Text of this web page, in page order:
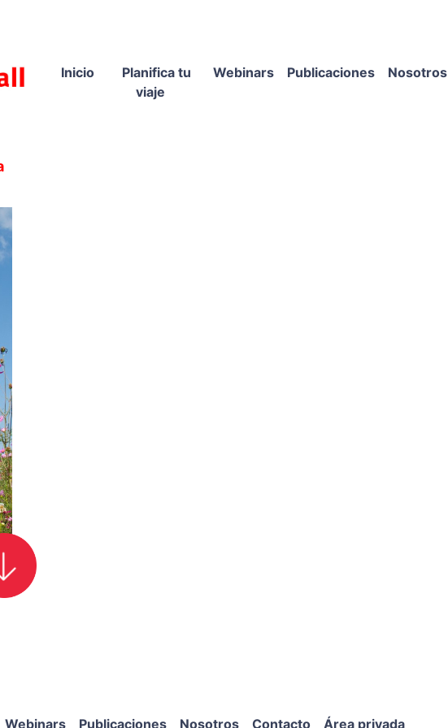
Inicio
Planifica tu
viaje
Webinars Publicaciones Nosotros
Webinars Publicaciones Nosotros Contacto Área privada